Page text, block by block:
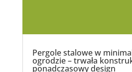
Pergole stalowe w
ogrodzie – trwała
ponadczasowy design